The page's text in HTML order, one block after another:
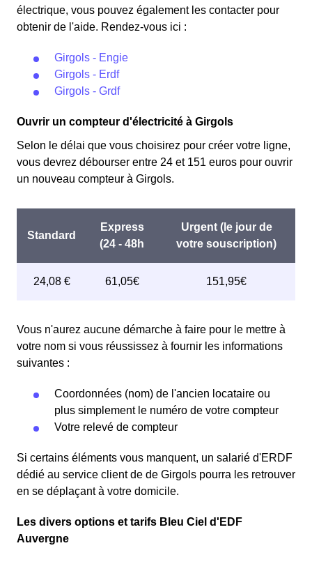
électrique, vous pouvez également les contacter pour
obtenir de l'aide. Rendez-vous ici :
Girgols - Engie
Girgols - Erdf
Girgols - Grdf
Ouvrir un compteur d'électricité à Girgols
Selon le délai que vous choisirez pour créer votre ligne,
vous devrez débourser entre 24 et 151 euros pour ouvrir
un nouveau compteur à Girgols.
Vous n'aurez aucune démarche à faire pour le mettre à
votre nom si vous réussissez à fournir les informations
suivantes :
Coordonnées (nom) de l'ancien locataire ou
plus simplement le numéro de votre compteur
Votre relevé de compteur
Si certains éléments vous manquent, un salarié d'ERDF
dédié au service client de de Girgols pourra les retrouver
en se déplaçant à votre domicile.
Les divers options et tarifs Bleu Ciel d'EDF
Auvergne